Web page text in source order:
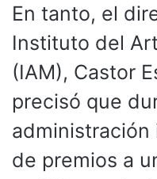
En tanto, el
Instituto del
(IAM), Castor
precisó que
administración
de premios a